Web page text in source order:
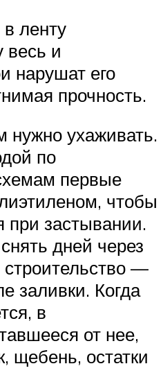
ленту
весь и
нарушат его
прочность.
нужно ухаживать.
по
первые
чтобы
при застывании.
дней через
строительство —
заливки. Когда
в
от нее,
щебень, остатки